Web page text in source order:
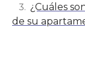
¿Cuáles
de su